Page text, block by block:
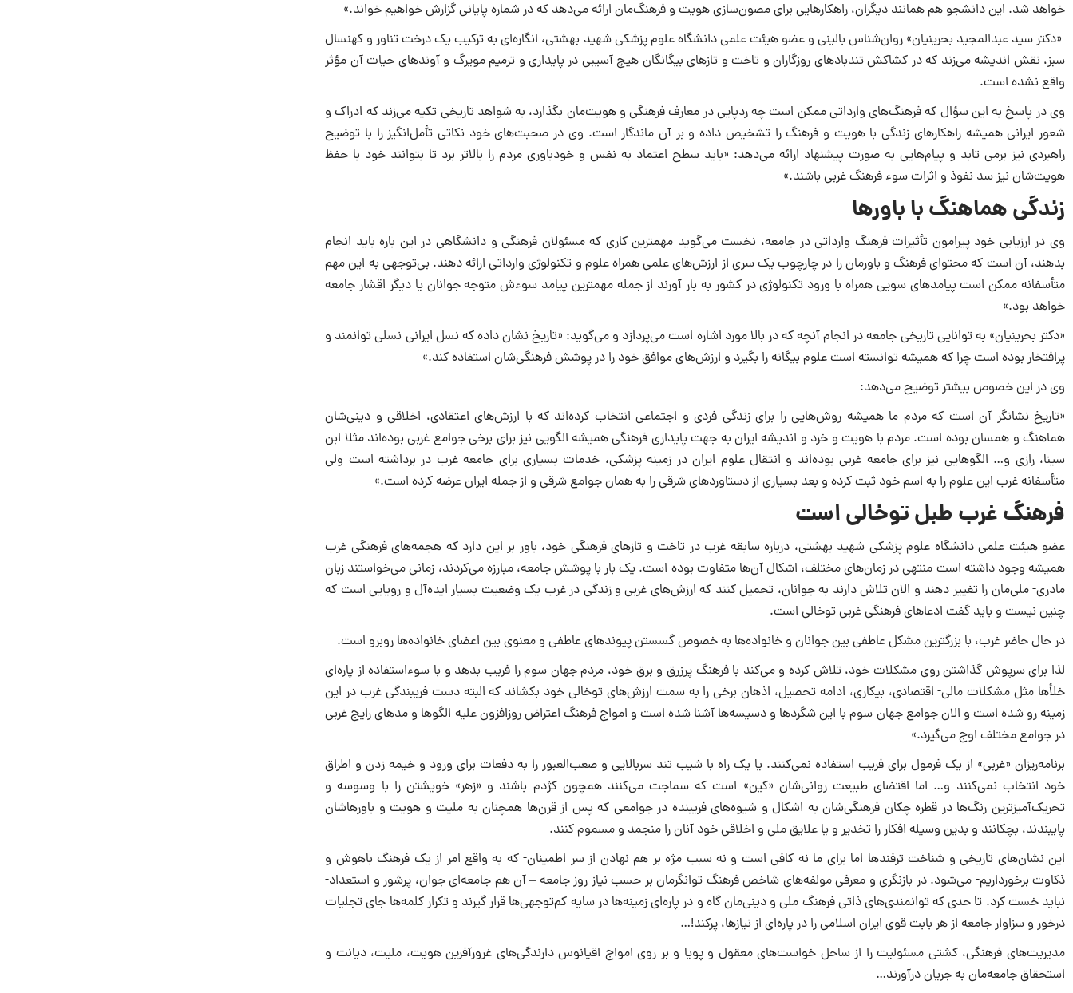
خواهد شد. این دانشجو هم همانند دیگران، راهکارهایى براى مصون‌سازى هویت و فرهنگ‌مان ارائه مى‌دهد که در شماره پایانى گزارش خواهیم خواند.»
«دکتر سید عبدالمجید بحرینیان» روان‌شناس بالینى و عضو هیئت علمى دانشگاه علوم پزشکى شهید بهشتى، انگاره‌اى به ترکیب یک درخت تناور و کهنسال
سبز، نقش اندیشه مى‌زند که در کشاکش تندبادهاى روزگاران و تاخت و تازهاى بیگانگان هیچ آسیبى در پایدارى و ترمیم مویرگ و آوندهاى حیات آن مؤثر
واقع نشده است.
وى در پاسخ به این سؤال که فرهنگ‌هاى وارداتى ممکن است چه ردپایى در معارف فرهنگى و هویت‌مان بگذارد، به شواهد تاریخى تکیه مى‌زند که ادراک و
شعور ایرانى همیشه راهکارهاى زندگى با هویت و فرهنگ را تشخیص داده و بر آن ماندگار است. وى در صحبت‌هاى خود نکاتى تأمل‌انگیز را با توضیح
راهبردى نیز برمى تابد و پیام‌هایى به صورت پیشنهاد ارائه مى‌دهد: «باید سطح اعتماد به نفس و خودباورى مردم را بالاتر برد تا بتوانند خود با حفظ
هویت‌شان نیز سد نفوذ و اثرات سوء فرهنگ غربى باشند.»
زندگى هماهنگ با باورها
وى در ارزیابى خود پیرامون تأثیرات فرهنگ وارداتى در جامعه، نخست مى‌گوید مهمترین کارى که مسئولان فرهنگى و دانشگاهى در این باره باید انجام
بدهند، آن است که محتواى فرهنگ و باورمان را در چارچوب یک سرى از ارزش‌هاى علمى همراه علوم و تکنولوژى وارداتى ارائه دهند. بى‌توجهى به این مهم
متأسفانه ممکن است پیامدهاى سویى همراه با ورود تکنولوژى در کشور به بار آورند از جمله مهمترین پیامد سوءش متوجه جوانان یا دیگر اقشار جامعه
خواهد بود.»
«دکتر بحرینیان» به توانایى تاریخى جامعه در انجام آنچه که در بالا مورد اشاره است مى‌پردازد و مى‌گوید: «تاریخ نشان داده که نسل ایرانى نسلى توانمند و
پرافتخار بوده است چرا که همیشه توانسته است علوم بیگانه را بگیرد و ارزش‌هاى موافق خود را در پوشش فرهنگى‌شان استفاده کند.»
وى در این خصوص بیشتر توضیح مى‌دهد:
«تاریخ نشانگر آن است که مردم ما همیشه روش‌هایى را براى زندگى فردى و اجتماعى انتخاب کرده‌اند که با ارزش‌هاى اعتقادى، اخلاقى و دینى‌شان
هماهنگ و همسان بوده است. مردم با هویت و خرد و اندیشه ایران به جهت پایدارى فرهنگى همیشه الگویى نیز براى برخى جوامع غربى بوده‌اند مثلا ابن
سینا، رازى و… الگوهایى نیز براى جامعه غربى بوده‌اند و انتقال علوم ایران در زمینه پزشکى، خدمات بسیارى براى جامعه غرب در برداشته است ولى
متأسفانه غرب این علوم را به اسم خود ثبت کرده و بعد بسیارى از دستاوردهاى شرقى را به همان جوامع شرقى و از جمله ایران عرضه کرده است.»
فرهنگ غرب طبل توخالى است
عضو هیئت علمى دانشگاه علوم پزشکى شهید بهشتى، درباره سابقه غرب در تاخت و تازهاى فرهنگى خود، باور بر این دارد که هجمه‌هاى فرهنگى غرب
همیشه وجود داشته است منتهى در زمان‌هاى مختلف، اشکال آن‌ها متفاوت بوده است. یک بار با پوشش جامعه، مبارزه مى‌کردند، زمانى مى‌خواستند زبان
مادری- ملى‌مان را تغییر دهند و الان تلاش دارند به جوانان، تحمیل کنند که ارزش‌هاى غربى و زندگى در غرب یک وضعیت بسیار ایده‌آل و رویایى است که
چنین نیست و باید گفت ادعاهاى فرهنگى غربى توخالى است.
در حال حاضر غرب، با بزرگترین مشکل عاطفى بین جوانان و خانواده‌ها به خصوص گسستن پیوندهاى عاطفى و معنوى بین اعضاى خانواده‌ها روبرو است.
لذا براى سرپوش گذاشتن روى مشکلات خود، تلاش کرده و مى‌کند با فرهنگ پرزرق و برق خود، مردم جهان سوم را فریب بدهد و با سوءاستفاده از پاره‌اى
خلأها مثل مشکلات مالی- اقتصادى، بیکارى، ادامه تحصیل، اذهان برخى را به سمت ارزش‌هاى توخالى خود بکشاند که البته دست فریبندگى غرب در این
زمینه رو شده است و الان جوامع جهان سوم با این شگردها و دسیسه‌ها آشنا شده است و امواج فرهنگ اعتراض روزافزون علیه الگوها و مدهاى رایج غربى
در جوامع مختلف اوج مى‌گیرد.»
برنامه‌ریزان «غربى» از یک فرمول براى فریب استفاده نمى‌کنند. یا یک راه با شیب تند سربالایى و صعب‌العبور را به دفعات براى ورود و خیمه زدن و اطراق
خود انتخاب نمى‌کنند و… اما اقتضاى طبیعت روانى‌شان «کین» است که سماجت مى‌کنند همچون کژدم باشند و «زهر» خویشتن را با وسوسه و
تحریک‌آمیزترین رنگ‌ها در قطره چکان فرهنگى‌شان به اشکال و شیوه‌هاى فریبنده در جوامعى که پس از قرن‌ها همچنان به ملیت و هویت و باورهاشان
پایبندند، بچکانند و بدین وسیله افکار را تخدیر و یا علایق ملى و اخلاقى خود آنان را منجمد و مسموم کنند.
این نشان‌هاى تاریخى و شناخت ترفندها اما براى ما نه کافى است و نه سبب مژه بر هم نهادن از سر اطمینان- که به واقع امر از یک فرهنگ باهوش و
ذکاوت برخورداریم- مى‌شود. در بازنگرى و معرفى مولفه‌هاى شاخص فرهنگ توانگرمان بر حسب نیاز روز جامعه – آن هم جامعه‌اى جوان، پرشور و استعداد-
نباید خست کرد. تا حدى که توانمندى‌هاى ذاتى فرهنگ ملى و دینى‌مان گاه و در پاره‌اى زمینه‌ها در سایه کم‌توجهى‌ها قرار گیرند و تکرار کلمه‌ها جاى تجلیات
درخور و سزاوار جامعه از هر بابت قوى ایران اسلامى را در پاره‌اى از نیازها، پرکند!…
مدیریت‌هاى فرهنگى، کشتى مسئولیت را از ساحل خواست‌هاى معقول و پویا و بر روى امواج اقیانوس دارندگى‌هاى غرورآفرین هویت، ملیت، دیانت و
استحقاق جامعه‌مان به جریان درآورند…